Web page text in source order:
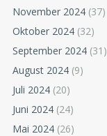
November 2024 (37)
Oktober 2024 (32)
September 2024 (31)
August 2024 (9)
Juli 2024 (20)
Juni 2024 (24)
Mai 2024 (26)